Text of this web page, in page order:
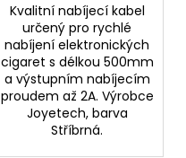
Kvalitní nabíjecí kabel
určený pro rychlé
nabíjení elektronických
cigaret s délkou 500mm
a výstupním nabíjecím
proudem až 2A. Výrobce
Joyetech, barva
Stříbrná.